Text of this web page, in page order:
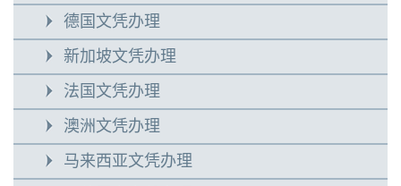
德国文凭办理
新加坡文凭办理
法国文凭办理
澳洲文凭办理
马来西亚文凭办理